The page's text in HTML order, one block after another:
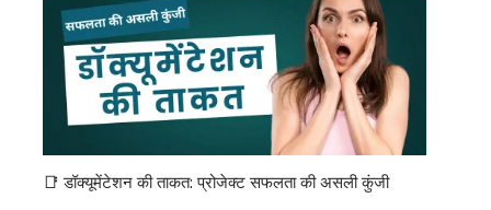
📑 डॉक्यूमेंटेशन की ताकत: प्रोजेक्ट सफलता की असली कुंजी